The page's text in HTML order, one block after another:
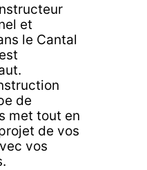
et
le Cantal
de
met tout en
de vos
vos